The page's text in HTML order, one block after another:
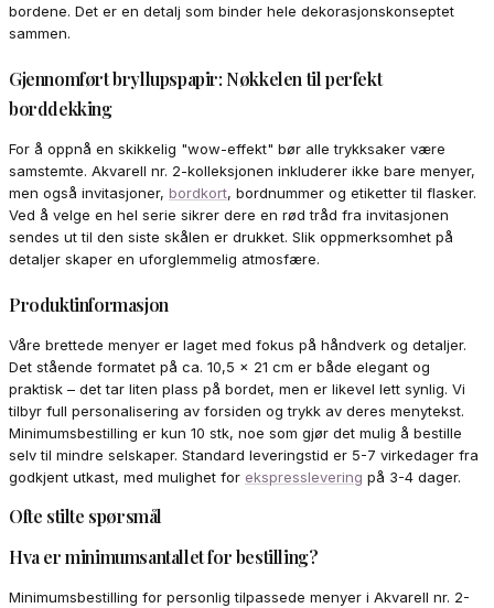
bordene. Det er en detalj som binder hele dekorasjonskonseptet
sammen.
Gjennomført bryllupspapir: Nøkkelen til perfekt
borddekking
For å oppnå en skikkelig "wow-effekt" bør alle trykksaker være
samstemte. Akvarell nr. 2-kolleksjonen inkluderer ikke bare menyer,
men også invitasjoner, bordkort, bordnummer og etiketter til flasker.
Ved å velge en hel serie sikrer dere en rød tråd fra invitasjonen
sendes ut til den siste skålen er drukket. Slik oppmerksomhet på
detaljer skaper en uforglemmelig atmosfære.
Produktinformasjon
Våre brettede menyer er laget med fokus på håndverk og detaljer.
Det stående formatet på ca. 10,5 x 21 cm er både elegant og
praktisk – det tar liten plass på bordet, men er likevel lett synlig. Vi
tilbyr full personalisering av forsiden og trykk av deres menytekst.
Minimumsbestilling er kun 10 stk, noe som gjør det mulig å bestille
selv til mindre selskaper. Standard leveringstid er 5-7 virkedager fra
godkjent utkast, med mulighet for ekspresslevering på 3-4 dager.
Ofte stilte spørsmål
Hva er minimumsantallet for bestilling?
Minimumsbestilling for personlig tilpassede menyer i Akvarell nr. 2-